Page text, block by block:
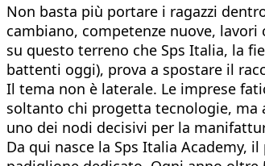
Non basta più portare i ragazzi
cambiano, competenze nuove,
su questo terreno che Sps Italia, la
battenti oggi), prova a spostare il
Il tema non è laterale. Le imprese
soltanto chi progetta tecnologie, ma
uno dei nodi decisivi per la
Da qui nasce la Sps Italia